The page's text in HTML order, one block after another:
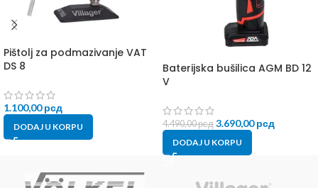
Pištolj za podmazivanje VAT
DS 8
1.100,00рсд
DODAJ U KORPU
Baterijska bušilica AGM BD 12
V
4.490,00рсд 3.690,00рсд
DODAJ U KORPU